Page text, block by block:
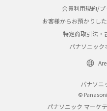
会員利用規約/
お客様からお預かりし
特定商取引法・
パナソニック
パナソニ
©
パナソニック マーケ